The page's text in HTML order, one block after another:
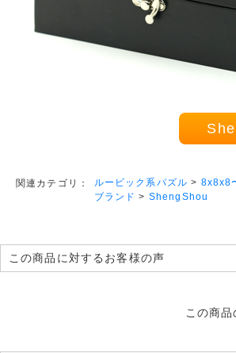
関連カテゴリ： ルービック系パズル > 8x8x8
ブランド > ShengShou
この商品に対するお客様の声
この商